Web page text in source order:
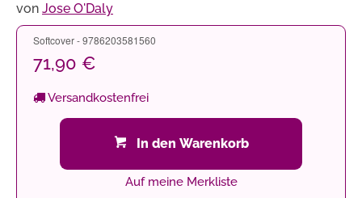
von Jose O'Daly
Softcover - 9786203581560
71,90 €
Versandkostenfrei
In den Warenkorb
Auf meine Merkliste